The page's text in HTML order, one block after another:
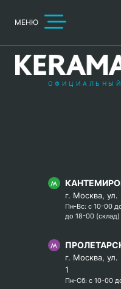
МЕНЮ
г. Москва,
Пн-Вс: с 10-00
до 18-00 (склад)
г. Москва,
1
Пн-Сб: с 10-00